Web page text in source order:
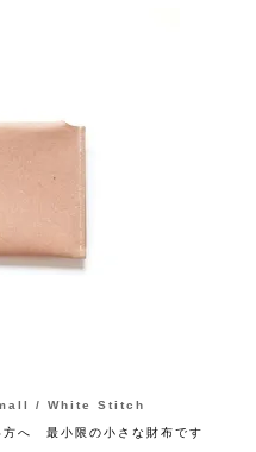
/ White Stitch
方へ 最小限の小さな財布です